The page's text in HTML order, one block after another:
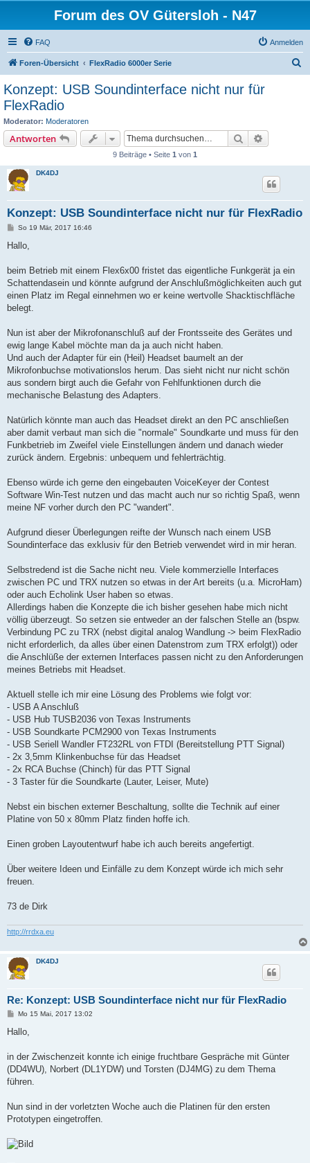
Forum des OV Gütersloh - N47
FAQ Anmelden
Foren-Übersicht FlexRadio 6000er Serie
Konzept: USB Soundinterface nicht nur für
FlexRadio
Moderator: Moderatoren
Antworten Suche
9 Beiträge • Seite 1 von 1
DK4DJ
Konzept: USB Soundinterface nicht nur für FlexRadio
B
i
a
So 19 Mär, 2017 16:46
Hallo,
beim Betrieb mit einem Flex6x00 fristet das eigentliche Funkgerät ja ein
Schattendasein und könnte aufgrund der Anschlußmöglichkeiten auch gut
einen Platz im Regal einnehmen wo er keine wertvolle Shacktischfläche
belegt.
Nun ist aber der Mikrofonanschluß auf der Frontsseite des Gerätes und
ewig lange Kabel möchte man da ja auch nicht haben.
Und auch der Adapter für ein (Heil) Headset baumelt an der
Mikrofonbuchse motivationslos herum. Das sieht nicht nur nicht schön
aus sondern birgt auch die Gefahr von Fehlfunktionen durch die
mechanische Belastung des Adapters.
Natürlich könnte man auch das Headset direkt an den PC anschließen
aber damit verbaut man sich die "normale" Soundkarte und muss für den
Funkbetrieb im Zweifel viele Einstellungen ändern und danach wieder
zurück ändern. Ergebnis: unbequem und fehlerträchtig.
Ebenso würde ich gerne den eingebauten VoiceKeyer der Contest
Software Win-Test nutzen und das macht auch nur so richtig Spaß, wenn
meine NF vorher durch den PC "wandert".
Aufgrund dieser Überlegungen reifte der Wunsch nach einem USB
Soundinterface das exklusiv für den Betrieb verwendet wird in mir heran.
Selbstredend ist die Sache nicht neu. Viele kommerzielle Interfaces
zwischen PC und TRX nutzen so etwas in der Art bereits (u.a. MicroHam)
oder auch Echolink User haben so etwas.
Allerdings haben die Konzepte die ich bisher gesehen habe mich nicht
völlig überzeugt. So setzen sie entweder an der falschen Stelle an (bspw.
Verbindung PC zu TRX (nebst digital analog Wandlung -> beim FlexRadio
nicht erforderlich, da alles über einen Datenstrom zum TRX erfolgt)) oder
die Anschlüße der externen Interfaces passen nicht zu den Anforderungen
meines Betriebs mit Headset.
Aktuell stelle ich mir eine Lösung des Problems wie folgt vor:
- USB A Anschluß
- USB Hub TUSB2036 von Texas Instruments
- USB Soundkarte PCM2900 von Texas Instruments
- USB Seriell Wandler FT232RL von FTDI (Bereitstellung PTT Signal)
- 2x 3,5mm Klinkenbuchse für das Headset
- 2x RCA Buchse (Chinch) für das PTT Signal
- 3 Taster für die Soundkarte (Lauter, Leiser, Mute)
Nebst ein bischen externer Beschaltung, sollte die Technik auf einer
Platine von 50 x 80mm Platz finden hoffe ich.
Einen groben Layoutentwurf habe ich auch bereits angefertigt.
Über weitere Ideen und Einfälle zu dem Konzept würde ich mich sehr
freuen.
73 de Dirk
http://rrdxa.eu
DK4DJ
Re: Konzept: USB Soundinterface nicht nur für FlexRadio
B
i
a
Mo 15 Mai, 2017 13:02
Hallo,
in der Zwischenzeit konnte ich einige fruchtbare Gespräche mit Günter
(DD4WU), Norbert (DL1YDW) und Torsten (DJ4MG) zu dem Thema
führen.
Nun sind in der vorletzten Woche auch die Platinen für den ersten
Prototypen eingetroffen.